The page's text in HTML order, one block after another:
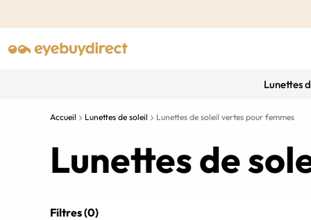
Lunettes
Accueil Lunettes de soleil Lunettes de soleil vertes pour femmes
Lunettes de
Filtres (0)